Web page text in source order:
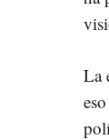
La